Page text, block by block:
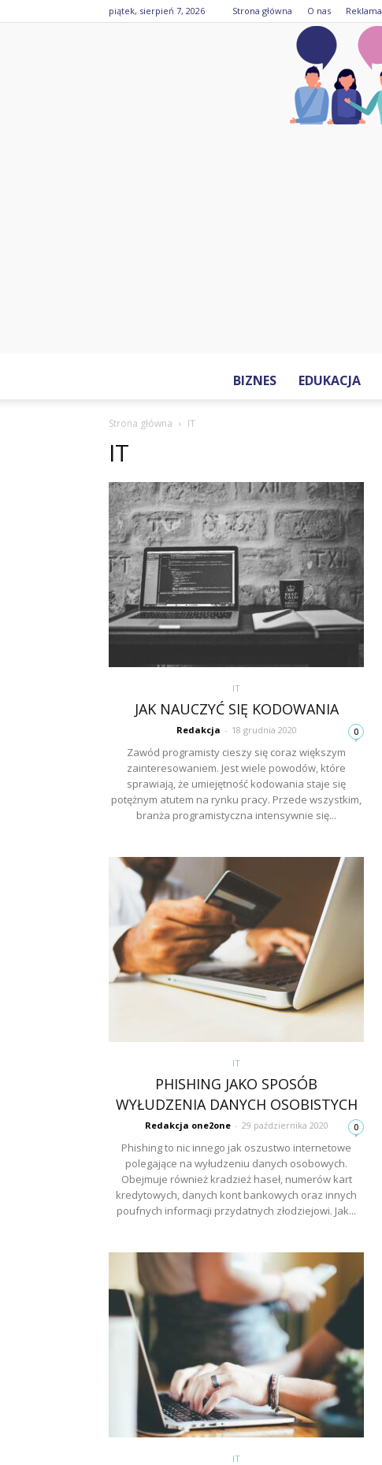
piątek, sierpień 7, 2026 Strona główna O nas Reklama
BIZNES EDUKACJA
Strona główna IT
IT
IT
JAK NAUCZYĆ SIĘ KODOWANIA
Redakcja - 18 grudnia 2020 0
Zawód programisty cieszy się coraz większym
zainteresowaniem. Jest wiele powodów, które
sprawiają, że umiejętność kodowania staje się
potężnym atutem na rynku pracy. Przede wszystkim,
branża programistyczna intensywnie się...
IT
PHISHING JAKO SPOSÓB
WYŁUDZENIA DANYCH OSOBISTYCH
Redakcja one2one - 29 października 2020 0
Phishing to nic innego jak oszustwo internetowe
polegające na wyłudzeniu danych osobowych.
Obejmuje również kradzież haseł, numerów kart
kredytowych, danych kont bankowych oraz innych
poufnych informacji przydatnych złodziejowi. Jak...
IT